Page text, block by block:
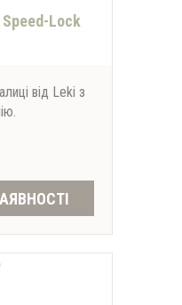
Lock
від Leki з